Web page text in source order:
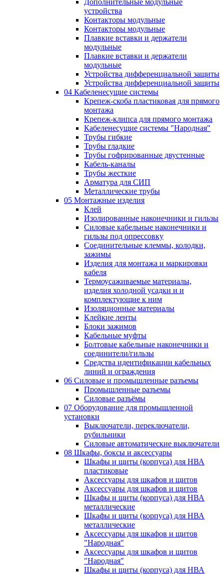
устройства
Контакторы модульные
Контакторы модульные
Плавкие вставки и держатели
модульные
Плавкие вставки и держатели
модульные
Устройства дифференциальной защиты
Устройства дифференциальной защиты
04 Кабеленесущие системы
Крепеж-скоба пластиковая для прямого
монтажа
Крепеж-клипса для прямого монтажа
Кабеленесущие системы "Народная"
Трубы гибкие
Трубы гладкие
Трубы гофрированные двустенные
Кабель-каналы
Трубы жесткие
Арматура для СИП
Металлические трубы
05 Монтажные изделия
Клей
Изолированные наконечники и гильзы
Силовые кабельные наконечники и
гильзы под опрессовку
Соединительные клеммы, колодки,
зажимы
Изделия для монтажа и маркировки
кабеля
Термоусаживаемые материалы,
изделия холодной усадки и и
комплектующие к ним
Изоляционные материалы
Клейкие ленты
Блоки зажимов
Кабельные муфты
Болтовые кабельные наконечники и
соединители/гильзы
Средства идентификации кабельных
линий и ограждения
06 Силовые и промышленные разъемы
Промышленные разъемы
Силовые разъёмы
07 Оборудование для промышленной
установки
Выключатели, переключатели,
рубильники
Силовые автоматические выключатели
08 Шкафы, боксы и аксессуары
Шкафы и щиты (корпуса) для НВА
пластиковые
Аксессуары для шкафов и щитов
Аксессуары для шкафов и щитов
Шкафы и щиты (корпуса) для НВА
металлические
Шкафы и щиты (корпуса) для НВА
металлические
Аксессуары для шкафов и щитов
"Народная"
Аксессуары для шкафов и щитов
"Народная"
Шкафы и щиты (корпуса) для НВА